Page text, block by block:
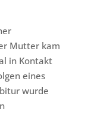
Mutter kam
in Kontakt
eines
wurde